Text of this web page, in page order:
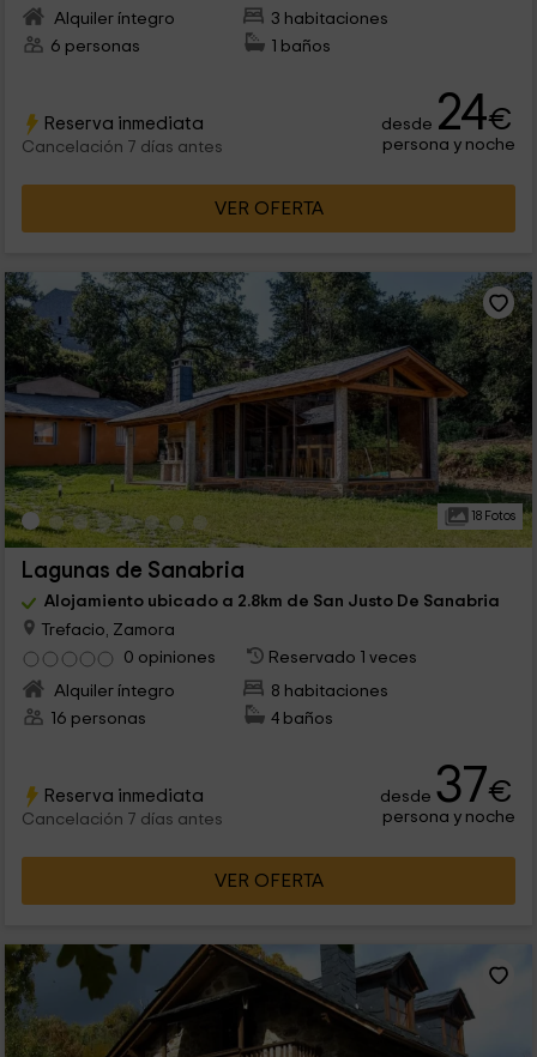
Alquiler íntegro
3 habitaciones
6 personas
1 baños
Reserva inmediata
Cancelación 7 días antes
desde 24€
persona y noche
VER OFERTA
18 Fotos
Lagunas de Sanabria
Alojamiento ubicado a 2.8km de San Justo De Sanabria
Trefacio, Zamora
0 opiniones
Reservado 1 veces
Alquiler íntegro
8 habitaciones
16 personas
4 baños
Reserva inmediata
Cancelación 7 días antes
desde 37€
persona y noche
VER OFERTA